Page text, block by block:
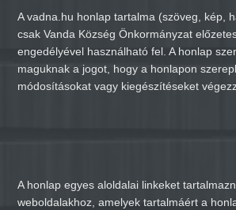
A vadna.hu honlap tartalma (szöveg, kép,
csak Vanda Község Önkormányzat
engedélyével használható fel. A honlap
maguknak a jogot, hogy a honlapon
módosításokat vagy kiegészítéseket
A honlap egyes aloldalai linkeket
weboldalakhoz, amelyek tartalmáért a